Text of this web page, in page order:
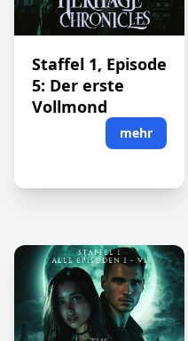
Staffel 1, Episode
5: Der erste
Vollmond
mehr